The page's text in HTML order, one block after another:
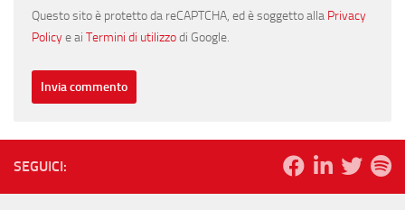
Questo sito è protetto da reCAPTCHA, ed è soggetto alla Privacy
Policye ai Termini di utilizzodi Google.
SEGUICI: